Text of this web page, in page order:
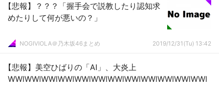
【悲報】？？？「握手会で説教したり認知求
めたりして何が悪いの？」
NOGIVIOLA＠乃木坂46まとめ 2019/12/31(Tu) 13:42
【悲報】美空ひばりの「AI」、大炎上
WWlWWlWWlWWlWWlWWlWWlWWlWWlWWlWWlWWl